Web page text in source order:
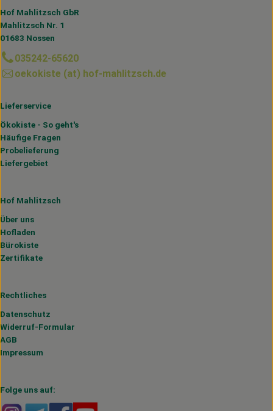
Hof Mahlitzsch GbR
Mahlitzsch Nr. 1
01683 Nossen
035242-65620
oekokiste (at) hof-mahlitzsch.de
Lieferservice
Ökokiste - So geht's
Häufige Fragen
Probelieferung
Liefergebiet
Hof Mahlitzsch
Über uns
Hofladen
Bürokiste
Zertifikate
Rechtliches
Datenschutz
Widerruf-Formular
AGB
Impressum
Folge uns auf: